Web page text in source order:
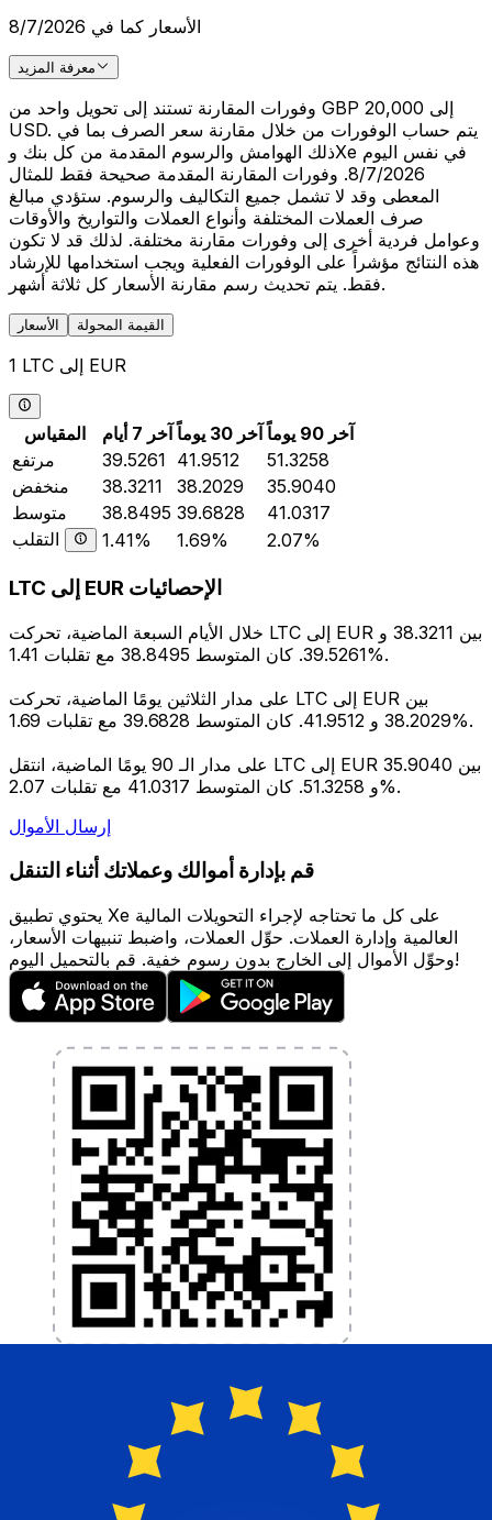
الأسعار كما في 8/7/2026
معرفة المزيد
وفورات المقارنة تستند إلى تحويل واحد من GBP 20,000 إلى
USD. يتم حساب الوفورات من خلال مقارنة سعر الصرف بما في
ذلك الهوامش والرسوم المقدمة من كل بنك وXe في نفس اليوم
8/7/2026. وفورات المقارنة المقدمة صحيحة فقط للمثال
المعطى وقد لا تشمل جميع التكاليف والرسوم. ستؤدي مبالغ
صرف العملات المختلفة وأنواع العملات والتواريخ والأوقات
وعوامل فردية أخرى إلى وفورات مقارنة مختلفة. لذلك قد لا تكون
هذه النتائج مؤشراً على الوفورات الفعلية ويجب استخدامها للإرشاد
فقط. يتم تحديث رسم مقارنة الأسعار كل ثلاثة أشهر.
الأسعار القيمة المحولة
1 LTC إلى EUR
المقياس آخر 7 أيام آخر 30 يوماً
آخر 90 يوماً
مرتفع
39.5261 41.9512
51.3258
منخفض
38.3211 38.2029
35.9040
متوسط
38.8495 39.6828
41.0317
التقلب
1.41% 1.69% 2.07%
LTC إلى EUR الإحصائيات
خلال الأيام السبعة الماضية، تحركت LTC إلى EUR بين 38.3211 و
39.5261. كان المتوسط 38.8495 مع تقلبات 1.41%.
على مدار الثلاثين يومًا الماضية، تحركت LTC إلى EUR بين
38.2029 و 41.9512. كان المتوسط 39.6828 مع تقلبات 1.69%.
على مدار الـ 90 يومًا الماضية، انتقل LTC إلى EUR بين 35.9040
و 51.3258. كان المتوسط 41.0317 مع تقلبات 2.07%.
إرسال الأموال
قم بإدارة أموالك وعملاتك أثناء التنقل
يحتوي تطبيق Xe على كل ما تحتاجه لإجراء التحويلات المالية
العالمية وإدارة العملات. حوِّل العملات، واضبط تنبيهات الأسعار،
وحوِّل الأموال إلى الخارج بدون رسوم خفية. قم بالتحميل اليوم!